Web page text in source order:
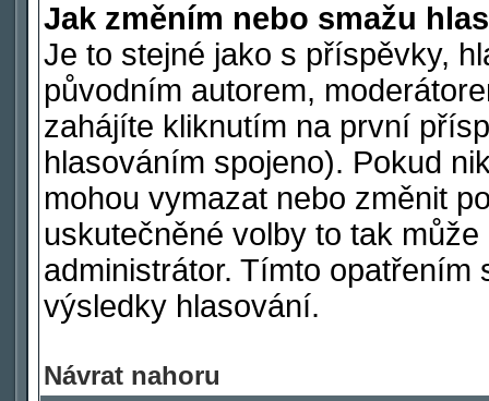
Jak změním nebo smažu
Je to stejné jako s příspěvky,
původním autorem,
zahájíte kliknutím na první
hlasováním spojeno). Pokud
mohou vymazat nebo změnit
uskutečněné volby to tak
administrátor. Tímto
výsledky hlasování.
Návrat nahoru